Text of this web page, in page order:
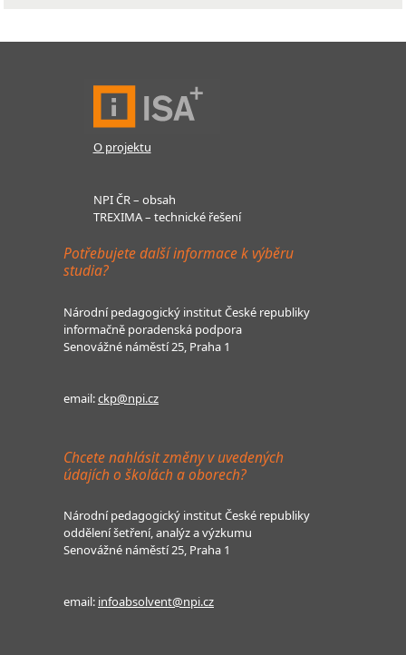
O projektu
NPI ČR – obsah
TREXIMA – technické řešení
Potřebujete další informace k výběru
studia?
Národní pedagogický institut České republiky
informačně poradenská podpora
Senovážné náměstí 25, Praha 1
email:ckp@npi.cz
Chcete nahlásit změny v uvedených
údajích o školách a oborech?
Národní pedagogický institut České republiky
oddělení šetření, analýz a výzkumu
Senovážné náměstí 25, Praha 1
email: infoabsolvent@npi.cz